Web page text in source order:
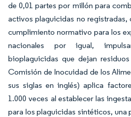
de 0,01 partes por millón para
activos plaguicidas no registradas,
cumplimiento normativo para los
nacionales por igual,
bioplaguicidas que dejan
Comisión de Inocuidad de los
sus siglas en inglés) aplica
1.000 veces al establecer las
para los plaguicidas sintéticos, una